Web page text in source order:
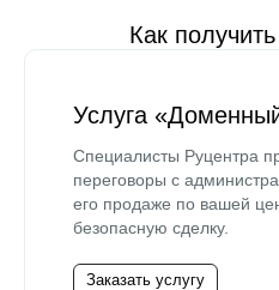
Как
Услуга
Специалисты Руцентра
переговоры с
его продаже по вашей
безопасную сделку.
Заказать услугу